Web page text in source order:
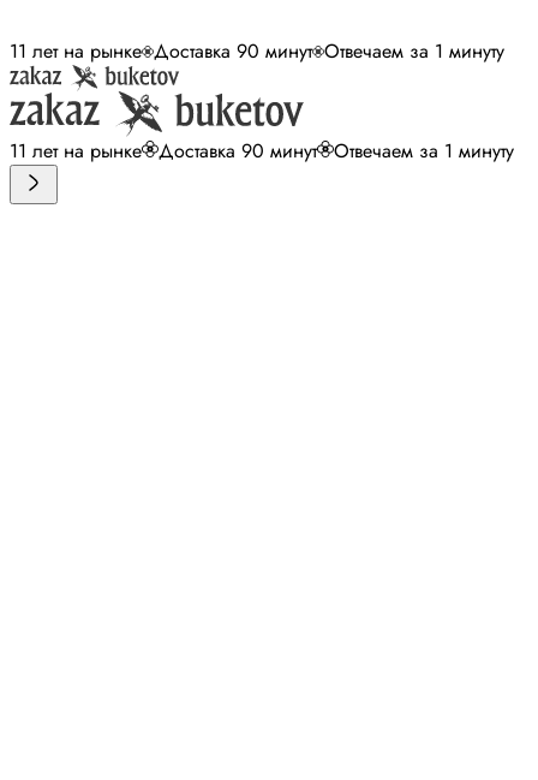
11 лет на рынке Доставка 90 минут Отвечаем за 1 минуту
11 лет на рынке Доставка 90 минут Отвечаем за 1 минуту